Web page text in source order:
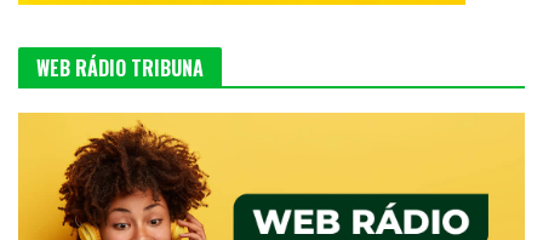
WEB RÁDIO TRIBUNA